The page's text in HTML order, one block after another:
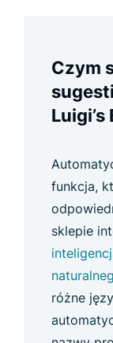
Czym
Luigi’s
funkcja,
sklepie
różne